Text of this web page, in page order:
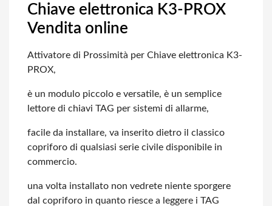
Chiave elettronica K3-PROX
Vendita online
Attivatore di Prossimità per Chiave elettronica K3-
PROX,
è un modulo piccolo e versatile, è un semplice
lettore di chiavi TAG per sistemi di allarme,
facile da installare, va inserito dietro il classico
copriforo di qualsiasi serie civile disponibile in
commercio.
una volta installato non vedrete niente sporgere
dal copriforo in quanto riesce a leggere i TAG